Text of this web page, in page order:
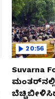
20:56
Suvarna
ಮಂತರ್‌ನಲ್ಲಿ